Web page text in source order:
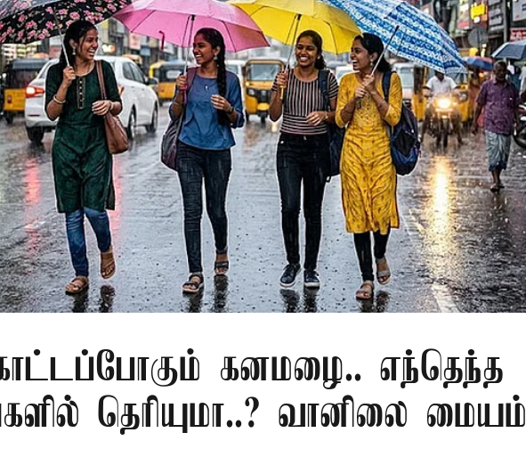
கனமழை.. எந்தெந்த
தெரியுமா..? வானிலை மையம்